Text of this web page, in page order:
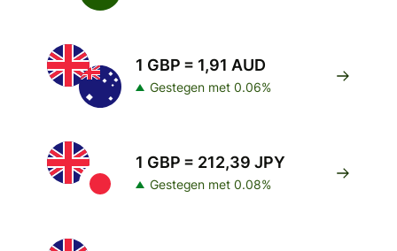
1 GBP = 1,91 AUD
Gestegen met 0.06%
1 GBP = 212,39 JPY
Gestegen met 0.08%